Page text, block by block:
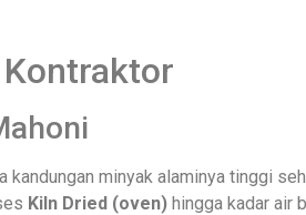
kandungan minyak alaminya tinggi
Kiln Dried (oven) hingga kadar air